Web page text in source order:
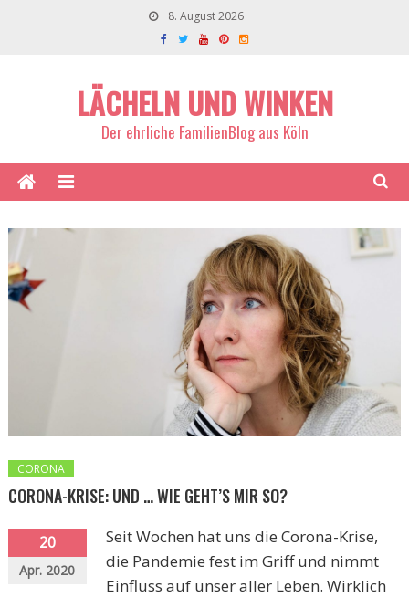
8. August 2026
LÄCHELN UND WINKEN
Der ehrliche FamilienBlog aus Köln
CORONA
CORONA-KRISE: UND … WIE GEHT’S MIR SO?
20
Apr. 2020
Seit Wochen hat uns die Corona-Krise,
die Pandemie fest im Griff und nimmt
Einfluss auf unser aller Leben. Wirklich